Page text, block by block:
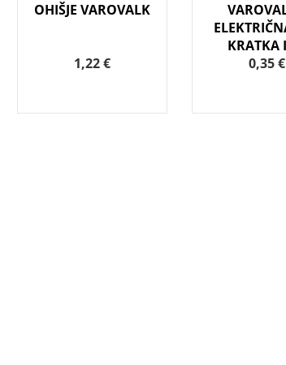
OHIŠJE VAROVALK
1,22 €
KRATKA
0,35 €